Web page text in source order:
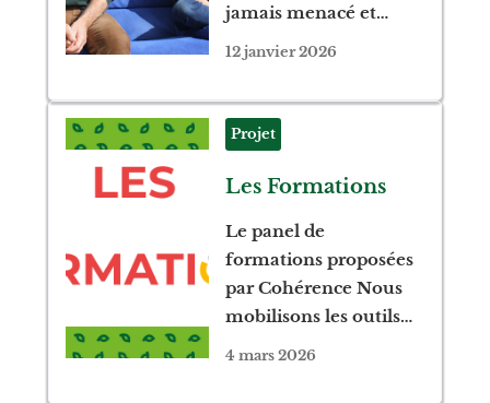
jamais menacé et…
12 janvier 2026
Les Formations
Projet
Le panel de
formations proposées
par Cohérence Nous
mobilisons les outils…
4 mars 2026